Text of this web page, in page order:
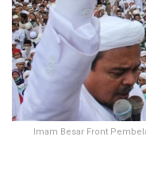
Imam Besar Front